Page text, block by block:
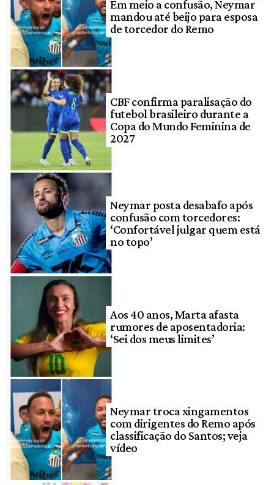
Em meio a confusão, Neymar
mandou até beijo para esposa
de torcedor do Remo
CBF confirma paralisação do
futebol brasileiro durante a
Copa do Mundo Feminina de
2027
Neymar posta desabafo após
confusão com torcedores:
‘Confortável julgar quem está
no topo’
Aos 40 anos, Marta afasta
rumores de aposentadoria:
‘Sei dos meus limites’
Neymar troca xingamentos
com dirigentes do Remo após
classificação do Santos; veja
vídeo